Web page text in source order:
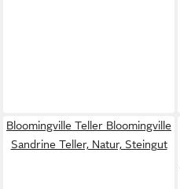
Bloomingville Teller Bloomingville
Sandrine Teller, Natur, Steingut